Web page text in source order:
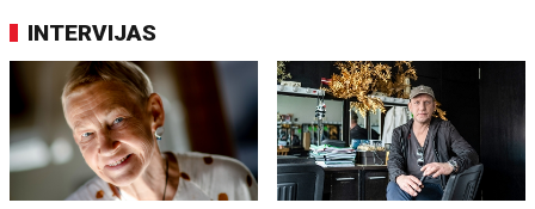
INTERVIJAS